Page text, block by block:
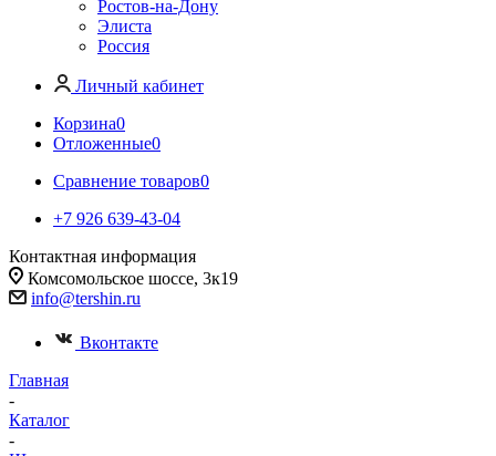
Ростов-на-Дону
Элиста
Россия
Личный кабинет
Корзина0
Отложенные0
Сравнение товаров0
+7 926 639-43-04
Контактная информация
Комсомольское шоссе, 3к19
info@tershin.ru
Вконтакте
Главная
-
Каталог
-